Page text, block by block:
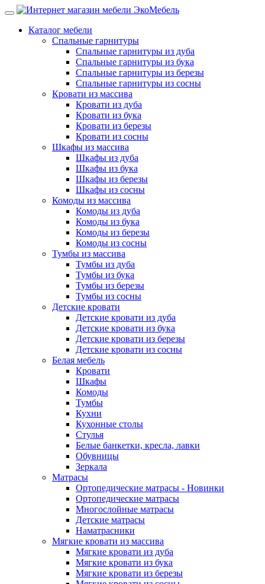
Каталог мебели
Спальные гарнитуры
Спальные гарнитуры из дуба
Спальные гарнитуры из бука
Спальные гарнитуры из березы
Спальные гарнитуры из сосны
Кровати из массива
Кровати из дуба
Кровати из бука
Кровати из березы
Кровати из сосны
Шкафы из массива
Шкафы из дуба
Шкафы из бука
Шкафы из березы
Шкафы из сосны
Комоды из массива
Комоды из дуба
Комоды из бука
Комоды из березы
Комоды из сосны
Тумбы из массива
Тумбы из дуба
Тумбы из бука
Тумбы из березы
Тумбы из сосны
Детские кровати
Детские кровати из дуба
Детские кровати из бука
Детские кровати из березы
Детские кровати из сосны
Белая мебель
Кровати
Шкафы
Комоды
Тумбы
Кухни
Кухонные столы
Стулья
Белые банкетки, кресла, лавки
Обувницы
Зеркала
Матрасы
Ортопедические матрасы - Новинки
Ортопедические матрасы
Многослойные матрасы
Детские матрасы
Наматрасники
Мягкие кровати из массива
Мягкие кровати из дуба
Мягкие кровати из бука
Мягкие кровати из березы